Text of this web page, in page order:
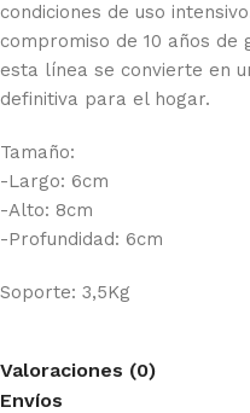
condiciones de uso
compromiso de 10 años
esta línea se convierte en
definitiva para el hogar.
Tamaño:
-Largo: 6cm
-Alto: 8cm
-Profundidad: 6cm
Soporte: 3,5Kg
Valoraciones (0)
Envíos